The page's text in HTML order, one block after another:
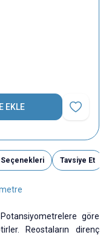
EKLE
Favoriye
Seçenekleri Tavsiye Et
göre
Reostaların direnç